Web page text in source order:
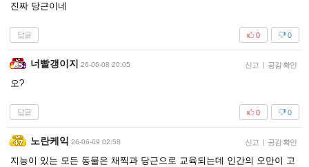
진짜 당근이네
답글 0
0
너빨갱이지 26-06-08 20:05 신고 | 공감 확인
오?
답글 0
0
노란케익 26-06-09 02:58 신고 | 공감 확인
지능이 있는 모든 동물은 채찍과 당근으로 교육되는데 인간의 오만이 고